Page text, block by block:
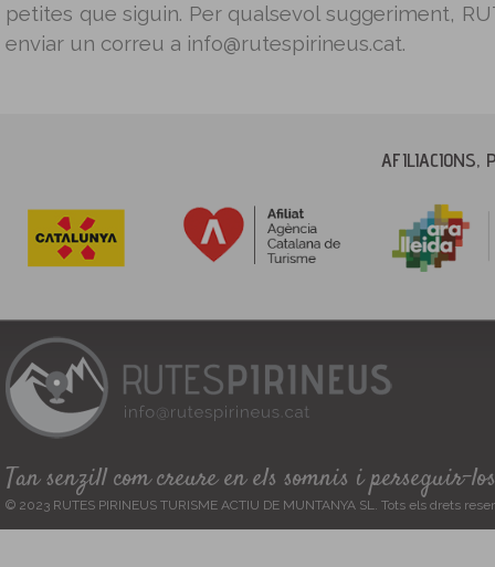
petites que siguin. Per qualsevol suggeriment,
enviar un correu a info@rutespirineus.cat.
AFILIACIONS,
Tan senzill com creure en els somnis i perseguir-los
© 2023 RUTES PIRINEUS TURISME ACTIU DE MUNTANYA SL. Tots els drets